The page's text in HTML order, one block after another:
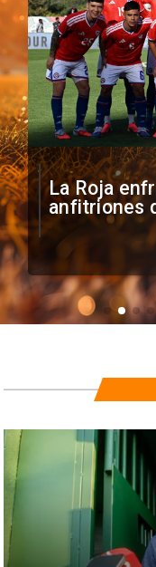
La Roja
anfitriones